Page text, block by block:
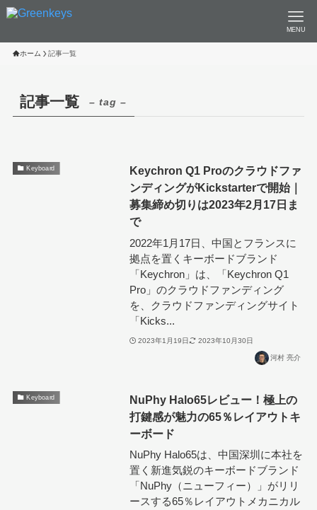
MENU
ホーム 記事一覧
記事一覧 – tag –
Keyboard
Keychron Q1 Proのクラウドファ
ンディングがKickstarterで開始｜
募集締め切りは2023年2月17日ま
で
2022年1月17日、中国とフランスに
拠点を置くキーボードブランド
「Keychron」は、「Keychron Q1
Pro」のクラウドファンディング
を、クラウドファンディングサイト
「Kicks...
2023年1月19日 2023年10月30日
河村 亮介
Keyboard
NuPhy Halo65レビュー！極上の
打鍵感が魅力の65％レイアウトキ
ーボード
NuPhy Halo65は、中国深圳に本社を
置く新進気鋭のキーボードブランド
「NuPhy（ニューフィー）」がリリ
ースする65％レイアウトメカニカル